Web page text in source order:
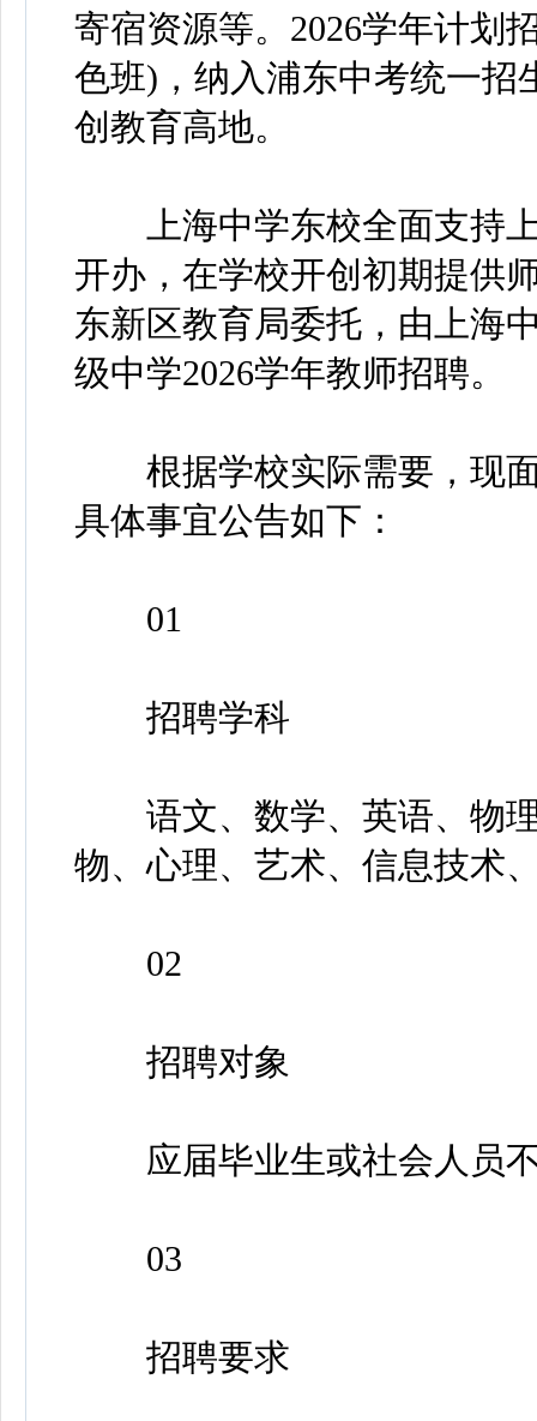
寄宿资源等。2026学年计划
色班)，纳入浦东中考统一招
创教育高地。
上海中学东校全面支持上
开办，在学校开创初期提供
东新区教育局委托，由上海
级中学2026学年教师招聘。
根据学校实际需要，现面
具体事宜公告如下：
01
招聘学科
语文、数学、英语、物理
物、心理、艺术、信息技术
02
招聘对象
应届毕业生或社会人员
03
招聘要求